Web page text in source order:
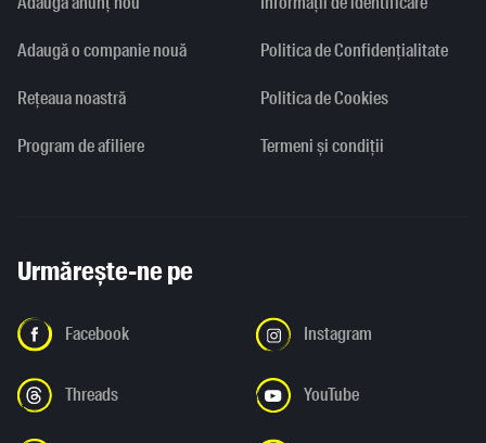
Adaugă o companie nouă
Rețeaua noastră
Program de afiliere
Politica de Confidențialitate
Politica de Cookies
Termeni și condiții
Urmărește-ne pe
Facebook Instagram
Threads YouTube